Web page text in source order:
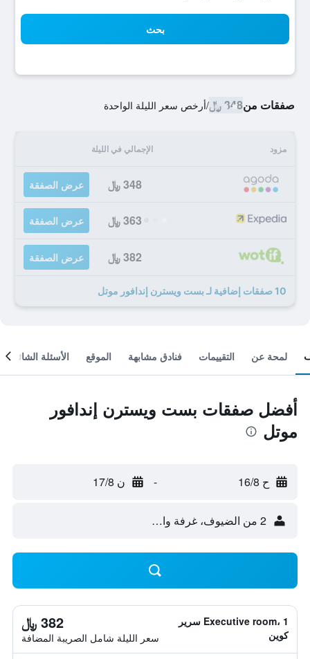
بحث
صفقات من348 ﷼ /أرخص سعر الليلة الواحدة
مزود الإجمالي في الليلة
348 ﷼ عرض الصفقة
363 ﷼ عرض الصفقة
382 ﷼ عرض الصفقة
10 صفقات إضافية لـ بست ويسترن إندافور موتل
لمحة عن التقييمات فنادق مشابهة الموقع الأسئلة الشائعة
أفضل صفقات بست ويسترن إندافور
موتل
ح 16/8 - ن 17/8
2 من الضيوف، غرفة واحدة
Executive room، 1 سرير
كوين
382 ﷼
سعر الليلة شامل الصريبة المضافة